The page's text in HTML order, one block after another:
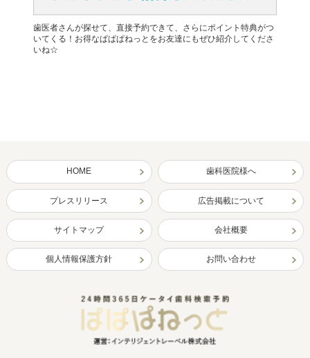
歯医者さんが探せて、直接予約できて、さらにポイント特典がつ
いてくる！お得なぱぱぱねっとをお友達にもぜひ紹介してくださ
いね☆
HOME 歯科医院様へ
プレスリリース 広告掲載について
サイトマップ 会社概要
個人情報保護方針 お問い合わせ